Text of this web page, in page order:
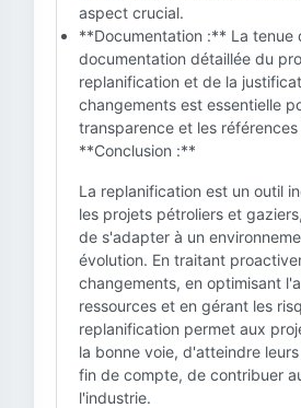
aspect crucial.
**Documentation :** La tenue
documentation détaillée du
replanification et de la
changements est essentielle
transparence et les
**Conclusion :**
La replanification est un outil
les projets pétroliers et
de s'adapter à un
évolution. En traitant
changements, en optimisant
ressources et en gérant les
replanification permet aux
la bonne voie, d'atteindre
fin de compte, de contribuer
l'industrie.